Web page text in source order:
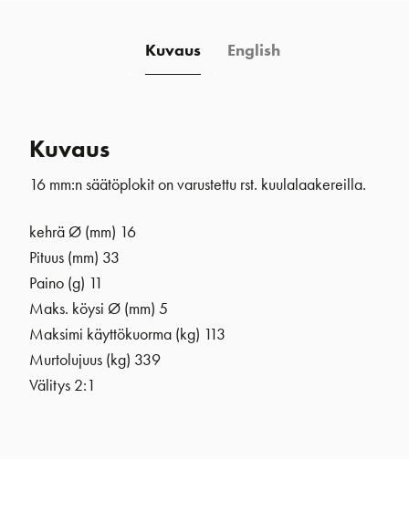
Kuvaus English
Kuvaus
16 mm:n säätöplokit on varustettu rst. kuulalaakereilla.
kehrä Ø (mm) 16
Pituus (mm) 33
Paino (g) 11
Maks. köysi Ø (mm) 5
Maksimi käyttökuorma (kg) 113
Murtolujuus (kg) 339
Välitys 2:1